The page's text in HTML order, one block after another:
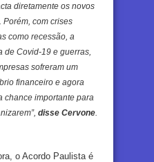
diretamente os novos
Porém, com crises
como recessão, a
de Covid-19 e guerras,
sofreram um
financeiro e agora
chance importante para
disse Cervone.
o Acordo Paulista é